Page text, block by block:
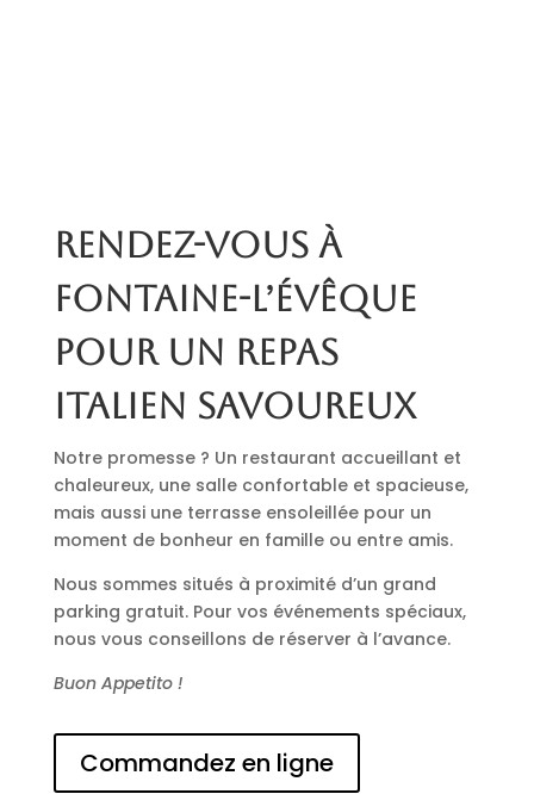
Rendez-vous à
Fontaine-l’Évêque
pour un repas
italien savoureux
Notre promesse ? Un restaurant accueillant et
chaleureux, une salle confortable et spacieuse,
mais aussi une terrasse ensoleillée pour un
moment de bonheur en famille ou entre amis.
Nous sommes situés à proximité d’un grand
parking gratuit. Pour vos événements spéciaux,
nous vous conseillons de réserver à l’avance.
Buon Appetito !
Commandez en ligne